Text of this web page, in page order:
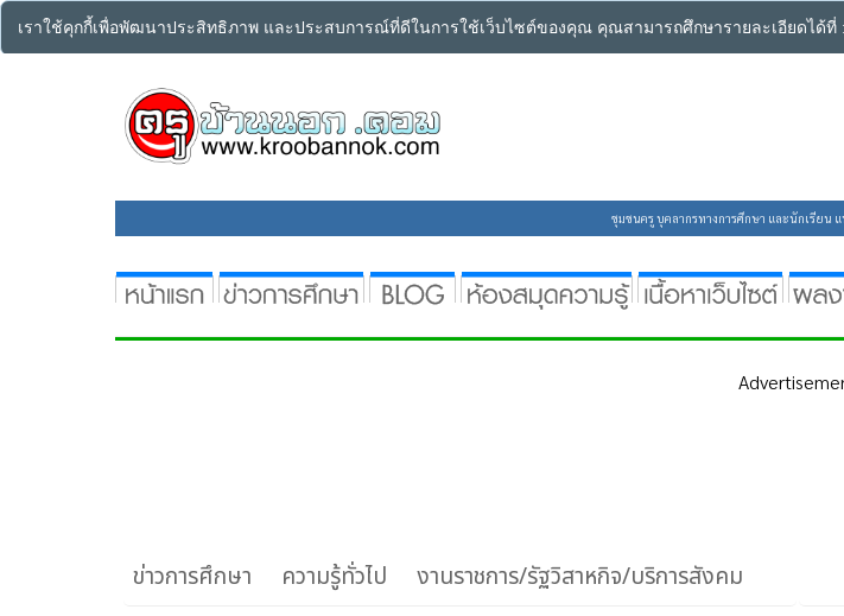
เราใช้คุกกี้เพื่อพัฒนาประสิทธิภาพ และประสบการณ์ที่ดีในการใช้เว็บไซต์ของคุณ คุณสามารถศึกษารายละเอียดได้ที่ :
ชุมชนครู บุคลากรทางการศึกษา และนักเรียน
ข่าวการศึกษา ความรู้ทั่วไป งานราชการ/รัฐวิสาหกิจ/บริการสังคม